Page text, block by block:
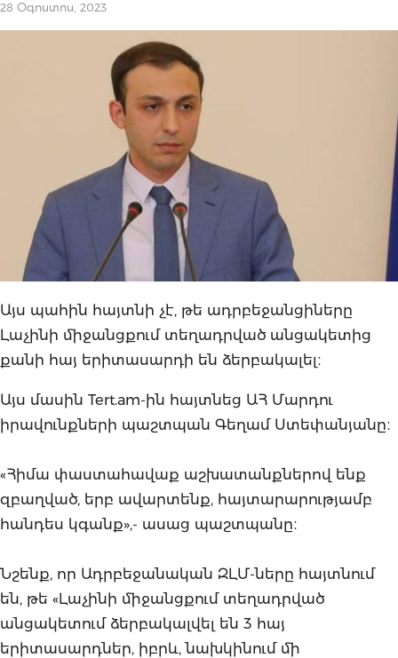
28 Օգոստոս, 2023
Այս պահին հայտնի չէ, թե ադրբեջանցիները
Լաչինի միջանցքում տեղադրված անցակետից
քանի հայ երիտասարդի են ձերբակալել։
Այս մասին Tert.am-ին հայտնեց ԱՀ Մարդու
իրավունքների պաշտպան Գեղամ Ստեփանյանը։
«Հիմա փաստահավաք աշխատանքներով ենք
զբաղված, երբ ավարտենք, հայտարարությամբ
հանդես կգանք»,- ասաց պաշտպանը։
Նշենք, որ Ադրբեջանական ԶԼՄ-ները հայտնում
են, թե «Լաչինի միջանցքում տեղադրված
անցակետում ձերբակալվել են 3 հայ
երիտասարդներ, իբրև, նախկինում մի